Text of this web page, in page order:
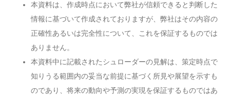
本資料は、作成時点において弊社が信頼できると判断した
情報に基づいて作成されておりますが、弊社はその内容の
正確性あるいは完全性について、これを保証するものでは
ありません。
本資料中に記載されたシュローダーの見解は、策定時点で
知りうる範囲内の妥当な前提に基づく所見や展望を示すも
のであり、将来の動向や予測の実現を保証するものではあ